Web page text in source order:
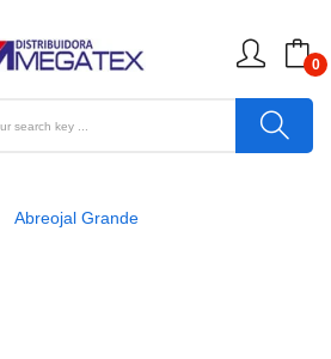
0
Abreojal Grande